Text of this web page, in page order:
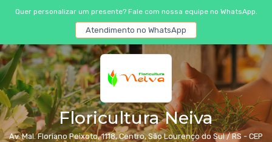
Quer personalizar um presente? Fale com nossa equipe no WhatsApp.
Atendimento no WhatsApp
Floricultura Neiva
Av. Mal. Floriano Peixoto, 1118, Centro, São Lourenço do Sul / RS - CEP